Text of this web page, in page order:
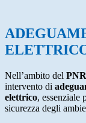
Nell’ambito del
intervento di
elettrico, essenziale
sicurezza degli